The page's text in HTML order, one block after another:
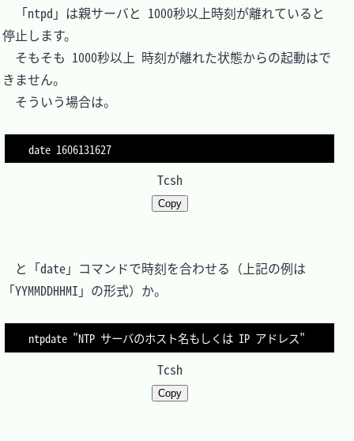
「ntpd」は親サーバと 1000秒以上時刻が離れていると
停止します。
そもそも 1000秒以上 時刻が離れた状態からの起動はで
きません。
そういう場合は。
date 1606131627
Tcsh
Copy
と「date」コマンドで時刻を合わせる（上記の例は
「YYMMDDHHMI」の形式）か。
ntpdate "NTP サーバのホスト名もしくは IP アドレス"
Tcsh
Copy